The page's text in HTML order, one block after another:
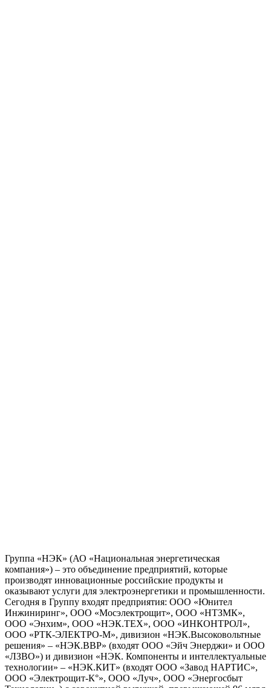
Группа «НЭК» (АО «Национальная энергетическая
компания») – это объединение предприятий, которые
производят инновационные российские продукты и
оказывают услуги для электроэнергетики и промышленности.
Сегодня в Группу входят предприятия: ООО «Юнител
Инжиниринг», ООО «Мосэлектрощит», ООО «НТЗМК»,
ООО «Энхим», ООО «НЭК.ТЕХ», ООО «ИНКОНТРОЛ»,
ООО «РТК-ЭЛЕКТРО-М», дивизион «НЭК.Высоковольтные
решения» – «НЭК.ВВР» (входят ООО «Эйч Энерджи» и ООО
«ЛЗВО») и дивизион «НЭК. Компоненты и интеллектуальные
технологии» – «НЭК.КИТ» (входят ООО «Завод НАРТИС»,
ООО «Электрощит-К°», ООО «Луч», ООО «Энергосбыт